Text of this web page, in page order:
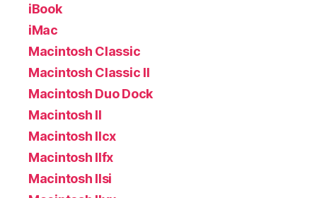
iBook
iMac
Macintosh Classic
Macintosh Classic II
Macintosh Duo Dock
Macintosh II
Macintosh IIcx
Macintosh IIfx
Macintosh IIsi